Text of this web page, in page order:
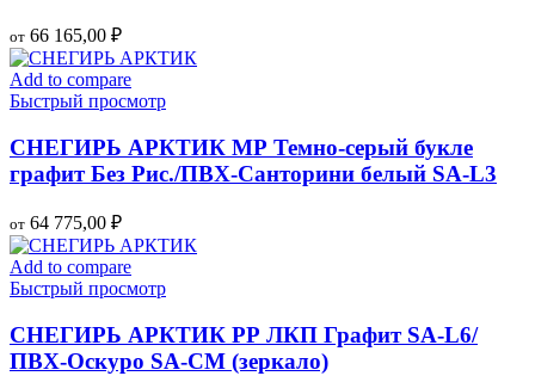
от 66 165,00 ₽
Add to compare
Быстрый просмотр
СНЕГИРЬ АРКТИК МР Темно-серый букле
графит Без Рис./ПВХ-Санторини белый SA-L3
от 64 775,00 ₽
Add to compare
Быстрый просмотр
СНЕГИРЬ АРКТИК РР ЛКП Графит SA-L6/
ПВХ-Оскуро SA-CM (зеркало)